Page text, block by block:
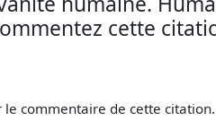
cette
le commentaire de cette citation.